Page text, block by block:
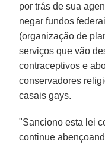
por trás de sua
negar fundos
(organização de
serviços que vão
contraceptivos e
conservadores
casais gays.
"Sanciono esta lei
continue